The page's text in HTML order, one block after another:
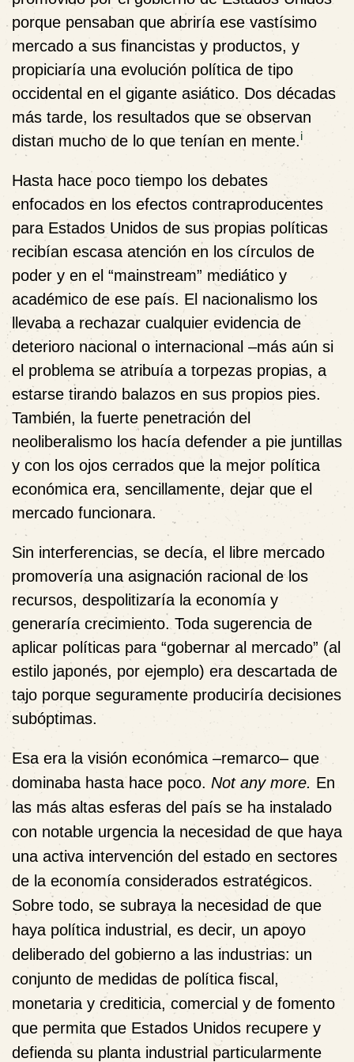
porque pensaban que abriría ese vastísimo
mercado a sus financistas y productos, y
propiciaría una evolución política de tipo
occidental en el gigante asiático. Dos décadas
más tarde, los resultados que se observan
distan mucho de lo que tenían en mente.i
Hasta hace poco tiempo los debates
enfocados en los efectos contraproducentes
para Estados Unidos de sus propias políticas
recibían escasa atención en los círculos de
poder y en el “mainstream” mediático y
académico de ese país. El nacionalismo los
llevaba a rechazar cualquier evidencia de
deterioro nacional o internacional –más aún si
el problema se atribuía a torpezas propias, a
estarse tirando balazos en sus propios pies.
También, la fuerte penetración del
neoliberalismo los hacía defender a pie juntillas
y con los ojos cerrados que la mejor política
económica era, sencillamente, dejar que el
mercado funcionara.
Sin interferencias, se decía, el libre mercado
promovería una asignación racional de los
recursos, despolitizaría la economía y
generaría crecimiento. Toda sugerencia de
aplicar políticas para “gobernar al mercado” (al
estilo japonés, por ejemplo) era descartada de
tajo porque seguramente produciría decisiones
subóptimas.
Esa era la visión económica –remarco– que
dominaba hasta hace poco. Not any more. En
las más altas esferas del país se ha instalado
con notable urgencia la necesidad de que haya
una activa intervención del estado en sectores
de la economía considerados estratégicos.
Sobre todo, se subraya la necesidad de que
haya política industrial, es decir, un apoyo
deliberado del gobierno a las industrias: un
conjunto de medidas de política fiscal,
monetaria y crediticia, comercial y de fomento
que permita que Estados Unidos recupere y
defienda su planta industrial particularmente